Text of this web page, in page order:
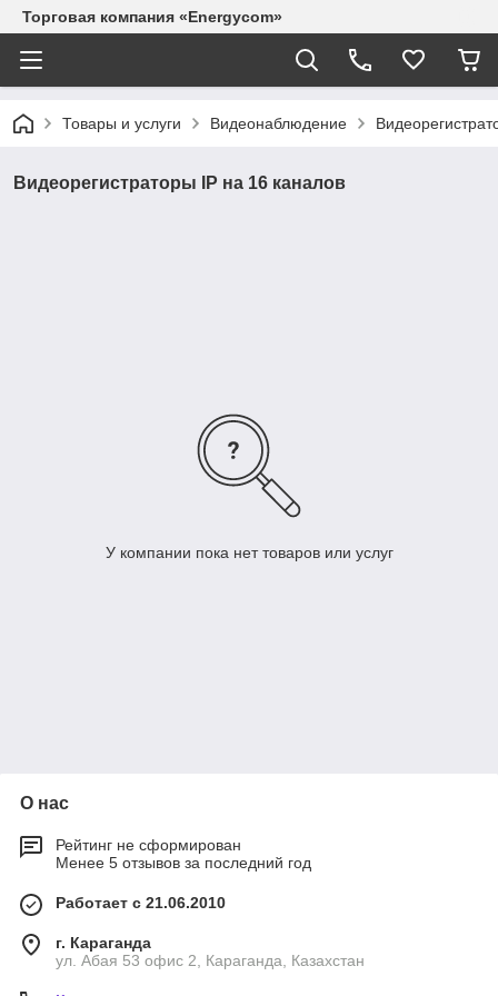
Торговая компания «Energycom»
Товары и услуги Видеонаблюдение
Видеорегистраторы IP на 16 каналов
У компании пока нет товаров или услуг
О нас
Рейтинг не сформирован
Менее 5 отзывов за последний год
Работает с 21.06.2010
г. Караганда
ул. Абая 53 офис 2, Караганда, Казахстан